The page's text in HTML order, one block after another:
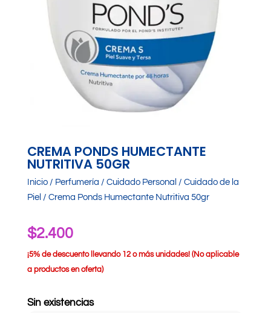
CREMA PONDS HUMECTANTE
NUTRITIVA 50GR
Inicio/ Perfumería / Cuidado Personal / Cuidado de la
Piel / Crema Ponds Humectante Nutritiva 50gr
$2.400
¡5% de descuento llevando 12 o más unidades! (No aplicable
a productos en oferta)
Sin existencias